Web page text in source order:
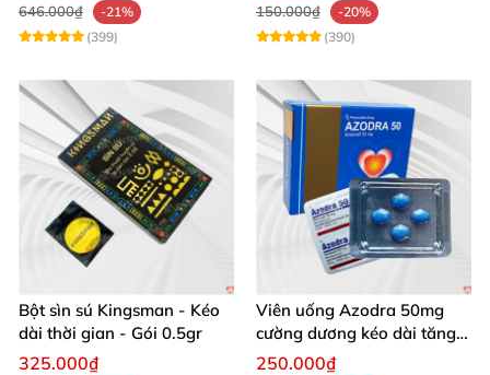
646.000₫
-21%
(399)
150.000₫
-20%
(390)
Bột sìn sú Kingsman - Kéo
dài thời gian - Gói 0.5gr
325.000₫
Viên uống Azodra 50mg
cường dương kéo dài tăng
sinh lý nam
250.000₫